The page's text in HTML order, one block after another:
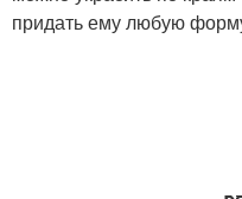
придать ему любую